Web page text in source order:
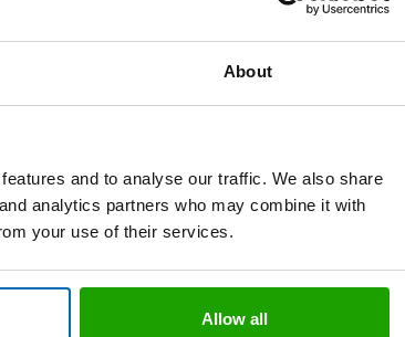
About
and to analyse our traffic. We also share
analytics partners who may combine it with
your use of their services.
Allow all
Bestellcode
m
Mengen ab Lager verfügbar.